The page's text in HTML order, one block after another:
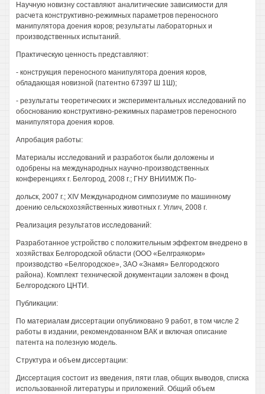
Научную новизну составляют аналитические зависимости для
расчета конструктивно-режимных параметров переносного
манипулятора доения коров; результаты лабораторных и
производственных испытаний.
Практическую ценность представляют:
- конструкция переносного манипулятора доения коров,
обладающая новизной (патентно 67397 Ш 1Ш);
- результаты теоретических и экспериментальных исследований по
обоснованию конструктивно-режимных параметров переносного
манипулятора доения коров.
Апробация работы:
Материалы исследований и разработок были доложены и
одобрены на международных научно-производственных
конференциях г. Белгород, 2008 г.; ГНУ ВНИИМЖ По-
дольск, 2007 г.; XIV Международном симпозиуме по машинному
доению сельскохозяйственных животных г. Углич, 2008 г.
Реализация результатов исследований:
Разработанное устройство с положительным эффектом внедрено в
хозяйствах Белгородской области (ООО «Белграякорм»
производство «Белгородское», ЗАО «Знамя» Белгородского
района). Комплект технической документации заложен в фонд
Белгородского ЦНТИ.
Публикации:
По материалам диссертации опубликовано 9 работ, в том числе 2
работы в издании, рекомендованном ВАК и включая описание
патента на полезную модель.
Структура и объем диссертации:
Диссертация состоит из введения, пяти глав, общих выводов, списка
использованной литературы и приложений. Общий объем